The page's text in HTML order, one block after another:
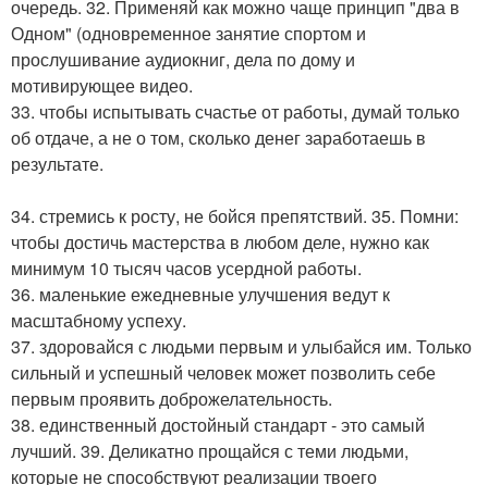
очередь. 32. Применяй как можно чаще принцип "два в
Одном" (одновременное занятие спортом и
прослушивание аудиокниг, дела по дому и
мотивирующее видео.
33. чтобы испытывать счастье от работы, думай только
об отдаче, а не о том, сколько денег заработаешь в
результате.
34. стремись к росту, не бойся препятствий. 35. Помни:
чтобы достичь мастерства в любом деле, нужно как
минимум 10 тысяч часов усердной работы.
36. маленькие ежедневные улучшения ведут к
масштабному успеху.
37. здоровайся с людьми первым и улыбайся им. Только
сильный и успешный человек может позволить себе
первым проявить доброжелательность.
38. единственный достойный стандарт - это самый
лучший. 39. Деликатно прощайся с теми людьми,
которые не способствуют реализации твоего